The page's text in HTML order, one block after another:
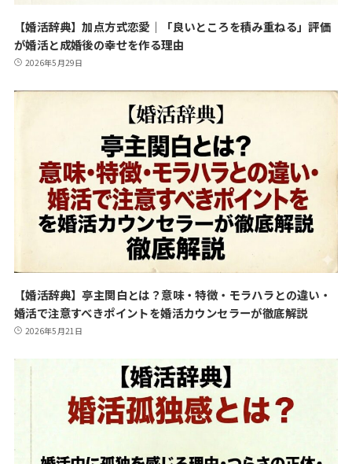
【婚活辞典】加点方式恋愛｜「良いところを積み重ねる」評価
が婚活と成婚後の幸せを作る理由
2026年5月29日
【婚活辞典】亭主関白とは？意味・特徴・モラハラとの違い・
婚活で注意すべきポイントを婚活カウンセラーが徹底解説
2026年5月21日